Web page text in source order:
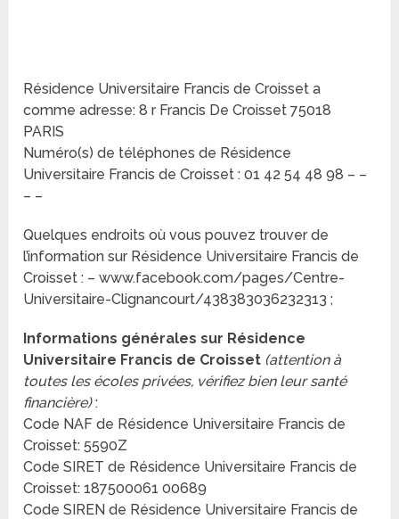
Résidence Universitaire Francis de Croisset a
comme adresse: 8 r Francis De Croisset 75018
PARIS
Numéro(s) de téléphones de Résidence
Universitaire Francis de Croisset : 01 42 54 48 98 – –
– –
Quelques endroits où vous pouvez trouver de
l’information sur Résidence Universitaire Francis de
Croisset : – www.facebook.com/pages/Centre-
Universitaire-Clignancourt/438383036232313 ;
Informations générales sur Résidence
Universitaire Francis de Croisset (attention à
toutes les écoles privées, vérifiez bien leur santé
financière):
Code NAF de Résidence Universitaire Francis de
Croisset: 5590Z
Code SIRET de Résidence Universitaire Francis de
Croisset: 187500061 00689
Code SIREN de Résidence Universitaire Francis de